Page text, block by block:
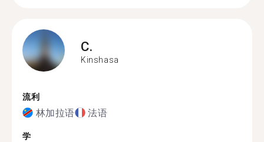
C.
Kinshasa
流利
林加拉语 法语
学